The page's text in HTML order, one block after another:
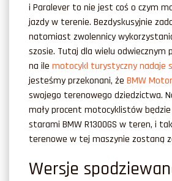
i Paralever to nie jest coś o czym
jazdy w terenie. Bezdyskusyjnie
natomiast zwolennicy wykorzystania
szosie. Tutaj dla wielu odwiecznym
na ile motocykl turystyczny nadaje
jesteśmy przekonani, że BMW
swojego terenowego dziedzictwa.
mały procent motocyklistów będzie
starami BMW R1300GS w teren, i
terenowe w tej maszynie zostaną
Wersje